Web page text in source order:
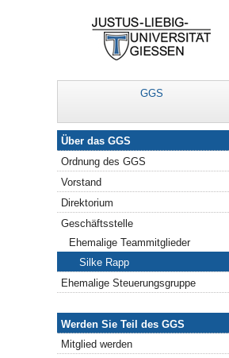
GGS
Über das GGS
Über das GGS
Ordnung des GGS
Vorstand
Direktorium
Geschäftsstelle
Ehemalige Teammitglieder
Silke Rapp
Ehemalige Steuerungsgruppe
Werden Sie Teil des GGS
Werden Sie Teil des GGS
Mitglied werden